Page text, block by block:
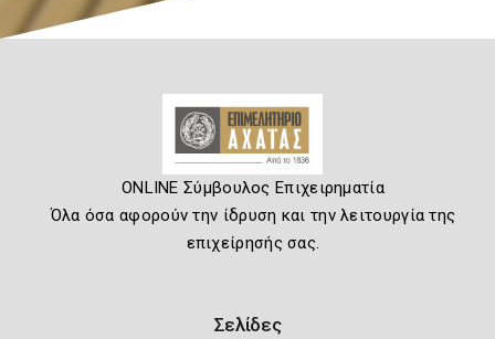
ONLINE Σύμβουλος Επιχειρηματία
Όλα όσα αφορούν την ίδρυση και την λειτουργία της
επιχείρησής σας.
Σελίδες